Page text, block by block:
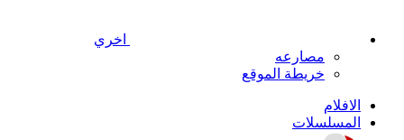
اخري
مصارعه
خريطة الموقع
الافلام
المسلسلات